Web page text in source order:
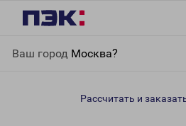
Ваш город Москва?
Омская область
Рассчитать и